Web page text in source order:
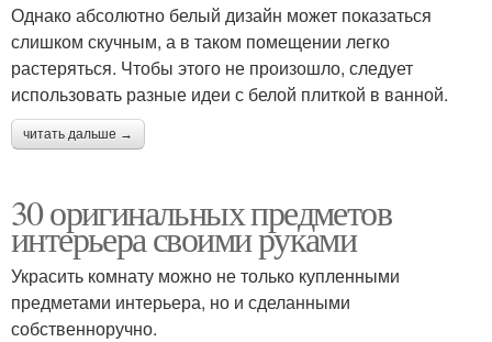
Однако абсолютно белый дизайн может показаться
слишком скучным, а в таком помещении легко
растеряться. Чтобы этого не произошло, следует
использовать разные идеи с белой плиткой в ванной.
читать дальше →
30 оригинальных предметов
интерьера своими руками
Украсить комнату можно не только купленными
предметами интерьера, но и сделанными
собственноручно.